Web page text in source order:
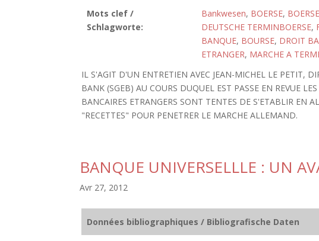
Mots clef /
Schlagworte:
Bankwesen, BOERSE,
DEUTSCHE TERMINBOERSE,
BANQUE, BOURSE, DROIT
ETRANGER, MARCHE A
IL S'AGIT D'UN ENTRETIEN AVEC JEAN-MICHEL LE PETIT,
BANK (SGEB) AU COURS DUQUEL EST PASSE EN REVUE
BANCAIRES ETRANGERS SONT TENTES DE S'ETABLIR EN
"RECETTES" POUR PENETRER LE MARCHE ALLEMAND.
BANQUE UNIVERSELLLE : UN
Avr 27, 2012
Données bibliographiques / Bibliografische Daten